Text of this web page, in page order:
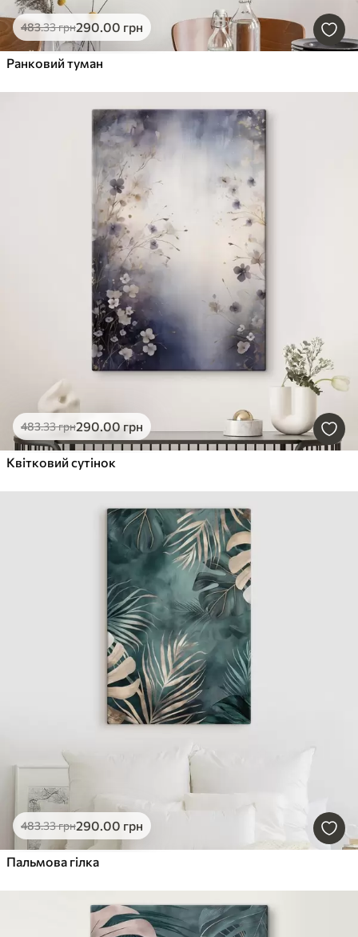
483.33грн290.00 грн
Ранковий туман
483.33грн290.00 грн
Квітковий сутінок
483.33грн290.00 грн
Пальмова гілка